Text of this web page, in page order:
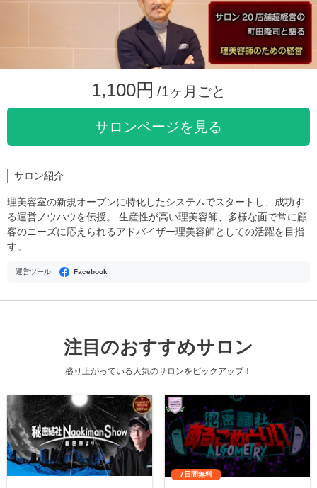
1,100円 /1ヶ月ごと
サロンページを見る
サロン紹介
理美容室の新規オープンに特化したシステムでスタートし、成功す
る運営ノウハウを伝授。 生産性が高い理美容師、多様な面で常に顧
客のニーズに応えられるアドバイザー理美容師としての活躍を目指
す。
運営ツール Facebook
注目のおすすめサロン
盛り上がっている人気のサロンをピックアップ！
7日間無料